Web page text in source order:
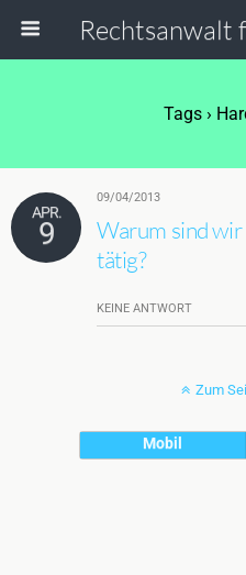
Tags ›
APR.
9
09/04/2013
Warum sind
tätig?
KEINE ANTWORT
Zum
Mobil